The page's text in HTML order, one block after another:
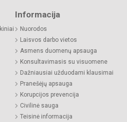
Informacija
Nuorodos
Laisvos darbo vietos
Asmens duomenų apsauga
Konsultavimasis su visuomene
Dažniausiai užduodami klausimai
Pranešėjų apsauga
Korupcijos prevencija
Civilinė sauga
Teisinė informacija